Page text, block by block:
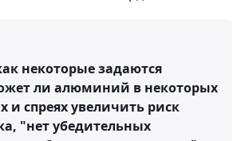
некоторые задаются
ли алюминий в некоторых
и спреях увеличить риск
"нет убедительных